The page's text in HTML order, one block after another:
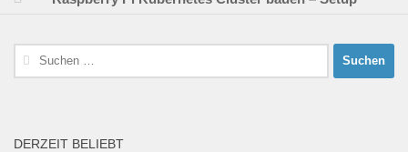
Suchen
nach:
DERZEIT BELIEBT